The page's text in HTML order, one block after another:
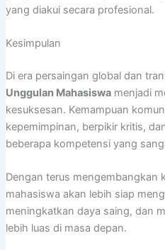
yang diakui secara profesional.
Kesimpulan
Di era persaingan global dan
Unggulan Mahasiswamenjadi
kesuksesan. Kemampuan
kepemimpinan, berpikir kritis,
beberapa kompetensi yang
Dengan terus mengembangkan
mahasiswa akan lebih siap
meningkatkan daya saing, dan
lebih luas di masa depan.